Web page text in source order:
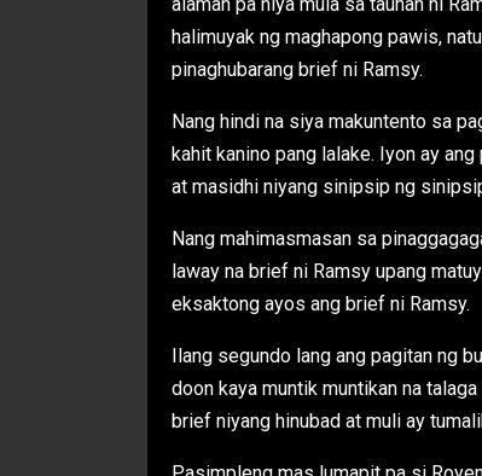
halimuyak ng maghapong pawis,
pinaghubarang brief ni Ramsy.
Nang hindi na siya makuntento sa
kahit kanino pang lalake. Iyon ay
at masidhi niyang sinipsip ng
Nang mahimasmasan sa
laway na brief ni Ramsy upang
eksaktong ayos ang brief ni Ramsy.
Ilang segundo lang ang pagitan ng
doon kaya muntik muntikan na
brief niyang hinubad at muli ay